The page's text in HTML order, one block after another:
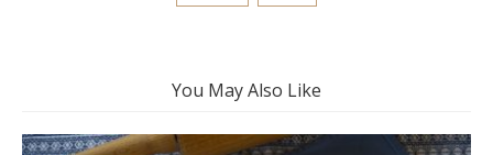
You May Also Like